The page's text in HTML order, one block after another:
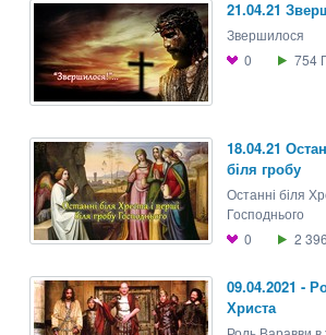
21.04.21
Звершилося
0
754
18.04.21
біля гробу
Останні біля
Господнього
0
2 396
09.04.2021 -
Христа